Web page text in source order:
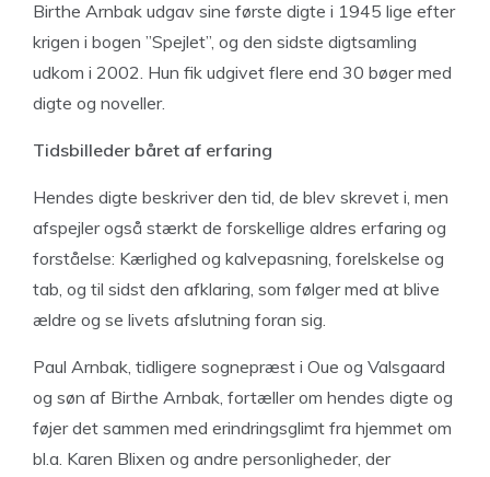
Birthe Arnbak udgav sine første digte i 1945 lige efter
krigen i bogen ”Spejlet”, og den sidste digtsamling
udkom i 2002. Hun fik udgivet flere end 30 bøger med
digte og noveller.
Tidsbilleder båret af erfaring
Hendes digte beskriver den tid, de blev skrevet i, men
afspejler også stærkt de forskellige aldres erfaring og
forståelse: Kærlighed og kalvepasning, forelskelse og
tab, og til sidst den afklaring, som følger med at blive
ældre og se livets afslutning foran sig.
Paul Arnbak, tidligere sognepræst i Oue og Valsgaard
og søn af Birthe Arnbak, fortæller om hendes digte og
føjer det sammen med erindringsglimt fra hjemmet om
bl.a. Karen Blixen og andre personligheder, der